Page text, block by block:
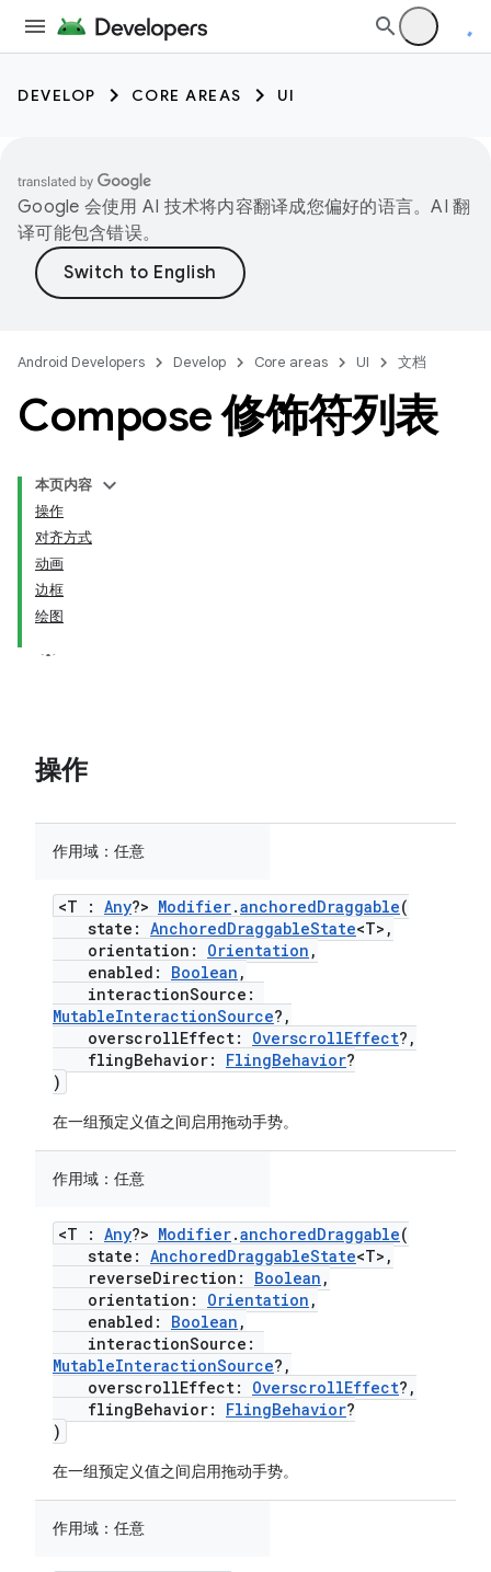
DEVELOP CORE AREAS UI
Google 会使用 AI 技术将内容翻译成您偏好的语言。AI 翻
译可能包含错误。
Android Developers Develop Core areas UI 文档
Compose 修饰符列表
本页内容
操作
对齐方式
动画
边框
绘图
操作
作用域： 任意
<T : Any?> Modifier.anchoredDraggable(
state: AnchoredDraggableState<T>,
orientation: Orientation ,
enabled: Boolean ,
interactionSource:
MutableInteractionSource?,
overscrollEffect: OverscrollEffect?,
flingBehavior: FlingBehavior?
)
在一组预定义值之间启用拖动手势。
作用域： 任意
<T : Any?> Modifier.anchoredDraggable(
state: AnchoredDraggableState<T>,
reverseDirection: Boolean ,
orientation: Orientation ,
enabled: Boolean ,
interactionSource:
MutableInteractionSource?,
overscrollEffect: OverscrollEffect?,
flingBehavior: FlingBehavior?
)
在一组预定义值之间启用拖动手势。
作用域： 任意